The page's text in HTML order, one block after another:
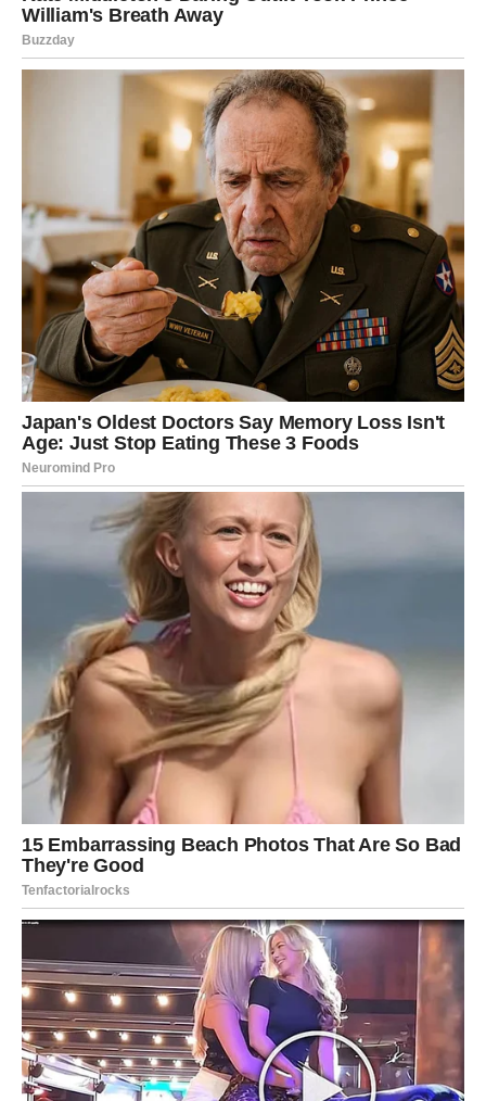
Najvažnija promena kod Jarca dešava se na unutrašnjem
planu. Počinješ da shvataš da ne moraš sve sam. Da nije
slabost osloniti se na nekoga. Ova sedmica te uči da
snaga ne leži samo u izdržavanju, već i u promeni pravca
kada je to potrebno.